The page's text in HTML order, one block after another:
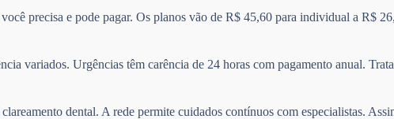
precisa e pode pagar. Os planos vão de R$ 45,60 para individual a R$
variados. Urgências têm carência de 24 horas com pagamento anual.
dental. A rede permite cuidados contínuos com especialistas.